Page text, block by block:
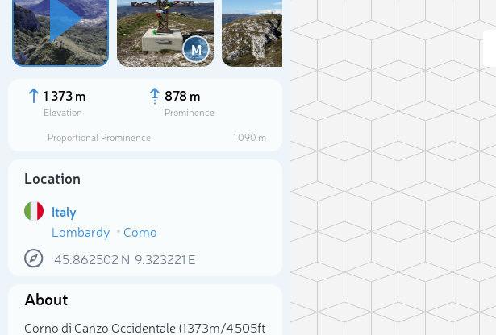
M
1 373 m
Elevation
878 m
Prominence
Proportional Prominence
1 090 m
Location
Italy
Lombardy
Como
45.862502 N 9.323221 E
About
Corno di Canzo Occidentale (1 373m/4 505ft
Select photo